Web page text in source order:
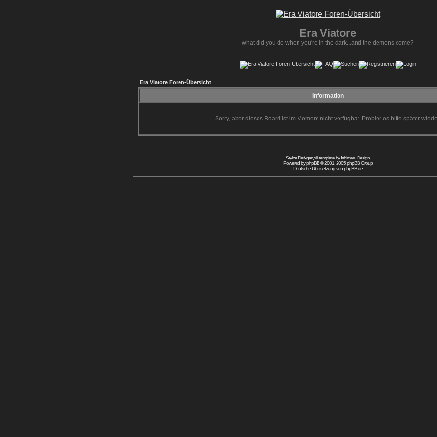
Era Viatore
what did you do when you're in the dark...and the demons come?
Era Viatore Foren-Übersicht
Information
Sorry, aber dieses Board ist im Moment nicht verfügbar. Probier es bitte später
Stylize Darkgrey © template byIshimaru Design
Powered byphpBB© 2001, 2005 phpBB Group
Deutsche Übersetzung vonphpBB.de